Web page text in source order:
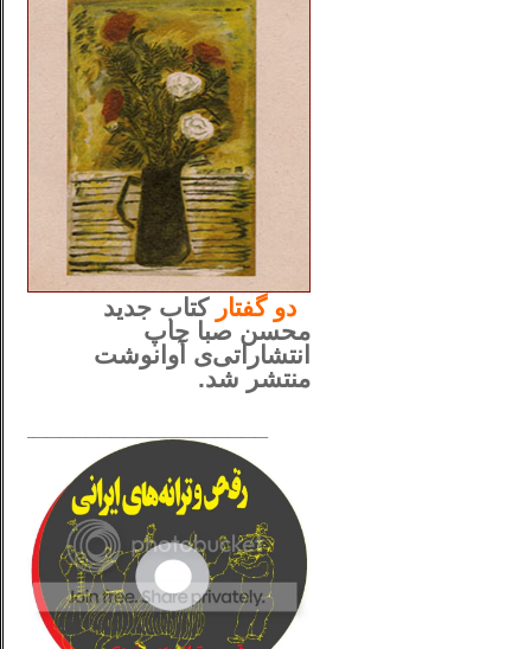
دوگفتار کتاب جدید
محسن صبا چاپ
انتشاراتی‌ی آوانوشت
منتشر شد.